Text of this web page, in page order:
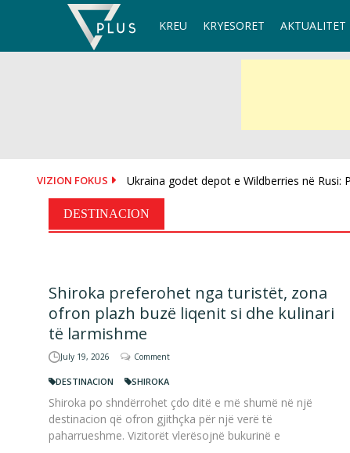
KREU KRYESORET AKTUALITET
VIZION FOKUS Ukraina godet depot e Wildberries në Rusi:
DESTINACION
Shiroka preferohet nga turistët, zona
ofron plazh buzë liqenit si dhe kulinari
të larmishme
July 19, 2026 Comment
DESTINACION SHIROKA
Shiroka po shndërrohet çdo ditë e më shumë në një
destinacion që ofron gjithçka për një verë të
paharrueshme. Vizitorët vlerësojnë bukurinë e